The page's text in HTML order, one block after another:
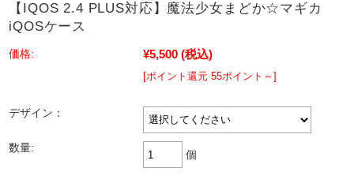
【IQOS 2.4 PLUS対応】魔法少女まどか☆マギカ
iQOSケース
価格: ¥5,500 (税込)
[ポイント還元 55ポイント～]
デザイン：
数量:
個